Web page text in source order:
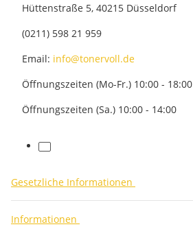
Hüttenstraße 5, 40215 Düsseldorf
(0211) 598 21 959
Email: info@tonervoll.de
Öffnungszeiten (Mo-Fr.) 10:00 - 18:00
Öffnungszeiten (Sa.) 10:00 - 14:00
facebook
Gesetzliche Informationen
Informationen